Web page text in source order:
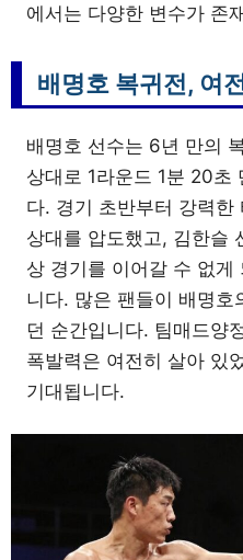
에서는 다양한 변수가 존
배명호 복귀전, 여
배명호 선수는 6년 만의
상대로 1라운드 1분 20초
다. 경기 초반부터 강력한
상대를 압도했고, 김한슬
상 경기를 이어갈 수 없게
니다. 많은 팬들이 배명호
던 순간입니다. 팀매드양
폭발력은 여전히 살아 있
기대됩니다.